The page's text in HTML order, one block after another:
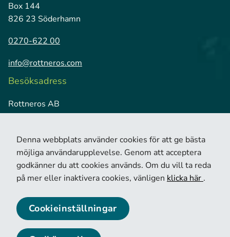
Box 144
826 23 Söderhamn
0270-622 00
info@rottneros.com
Besöksadress
Rottneros AB
Vallviks Bruk
© 2026 Copyright Rottneros.
Denna webbplats använder cookies för att ge bästa
möjliga användarupplevelse. Genom att acceptera
godkänner du att cookies används. Om du vill ta reda
på mer eller inaktivera cookies, vänligen klicka här .
Cookieinställningar